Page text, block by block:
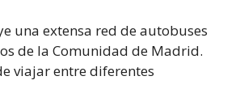
una extensa red de autobuses
de la Comunidad de Madrid.
viajar entre diferentes